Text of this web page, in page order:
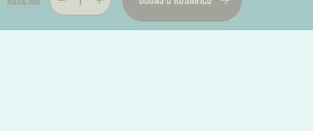
© 2026, PUFFKALICA. SVA PRAVA PRIDRŽANA